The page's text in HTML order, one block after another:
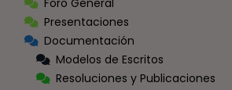
Presentaciones
Documentación
Modelos de Escritos
Resoluciones y Publicaciones